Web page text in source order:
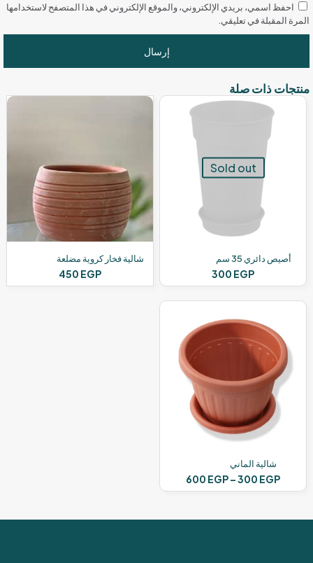
احفظ اسمي، بريدي الإلكتروني، والموقع الإلكتروني في هذا المتصفح لاستخدامها
المرة المقبلة في تعليقي.
منتجات ذات صلة
Sold out
أصيص دائري 35 سم
300 EGP
العديد
من
الأشكال
المختلفة
يمكن
اختيار
الخيارات
على
صفحة
شالية فخار كروية مضلعة
450 EGP
شالية الماني
300 EGP
–
600 EGP
السعر:
من